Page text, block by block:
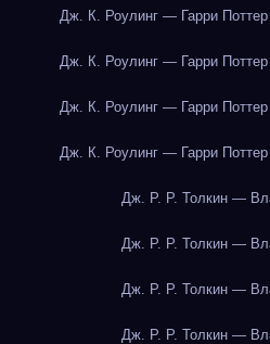
Дж. К. Роулинг — Гарри
Дж. К. Роулинг — Гарри
Дж. К. Роулинг — Гарри
Дж. К. Роулинг — Гарри
Дж. Р. Р. Толкин —
Дж. Р. Р. Толкин —
Дж. Р. Р. Толкин —
Дж. Р. Р. Толкин —